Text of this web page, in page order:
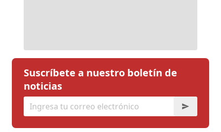
Suscríbete a nuestro boletín de
noticias